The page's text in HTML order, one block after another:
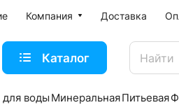
Компания Доставка
Каталог
воды МинеральнаяПитьевая